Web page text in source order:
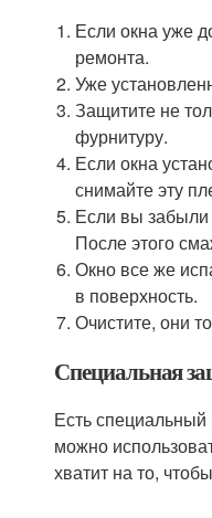
Если окна уже
ремонта.
Уже
Защитите не
фурнитуру.
Если окна
снимайте эту
Если вы забыли
После этого
Окно все же
в поверхность.
Очистите, они
Специальная
Есть
можно
хватит на то,